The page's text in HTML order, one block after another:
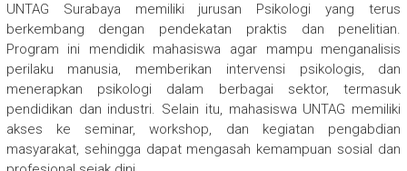
UNTAG Surabaya memiliki jurusan Psikologi yang terus
berkembang dengan pendekatan praktis dan penelitian.
Program ini mendidik mahasiswa agar mampu menganalisis
perilaku manusia, memberikan intervensi psikologis, dan
menerapkan psikologi dalam berbagai sektor, termasuk
pendidikan dan industri. Selain itu, mahasiswa UNTAG memiliki
akses ke seminar, workshop, dan kegiatan pengabdian
masyarakat, sehingga dapat mengasah kemampuan sosial dan